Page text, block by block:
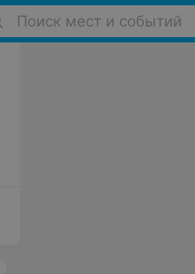
Поиск мест и событий